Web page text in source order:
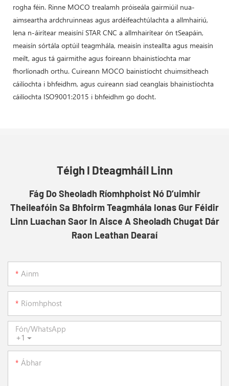
rogha féin. Rinne MOCO trealamh próiseála gairmiúil nua-
aimseartha ardchruinneas agus ardéifeachtúlachta a allmhairiú,
lena n-áirítear meaisíní STAR CNC a allmhairítear ón tSeapáin,
meaisín sórtála optúil teagmhála, meaisín insteallta agus meaisín
meilt, agus tá gairmithe agus foireann bhainistíochta mar
fhorlíonadh orthu. Cuireann MOCO bainistíocht chuimsitheach
cáilíochta i bhfeidhm, agus cuireann siad ceanglais bhainistíochta
cáilíochta ISO9001:2015 i bhfeidhm go docht.
Téigh I Dteagmháil Linn
Fág Do Sheoladh Ríomhphoist Nó D’uimhir
Theileafóin Sa Bhfoirm Teagmhála Ionas Gur Féidir
Linn Luachan Saor In Aisce A Sheoladh Chugat Dár
Raon Leathan Dearaí
Ainm
Ríomhphost
+1
Fón/whatsApp
Ábhar